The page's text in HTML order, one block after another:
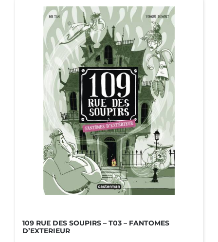
109 RUE DES SOUPIRS – T03 – FANTOMES
D’EXTERIEUR